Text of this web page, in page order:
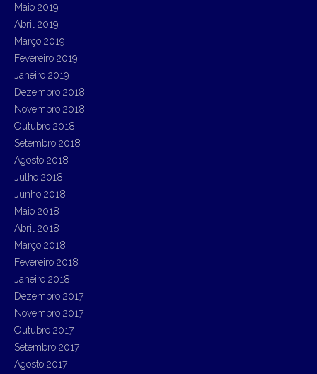
Maio 2019
Abril 2019
Março 2019
Fevereiro 2019
Janeiro 2019
Dezembro 2018
Novembro 2018
Outubro 2018
Setembro 2018
Agosto 2018
Julho 2018
Junho 2018
Maio 2018
Abril 2018
Março 2018
Fevereiro 2018
Janeiro 2018
Dezembro 2017
Novembro 2017
Outubro 2017
Setembro 2017
Agosto 2017